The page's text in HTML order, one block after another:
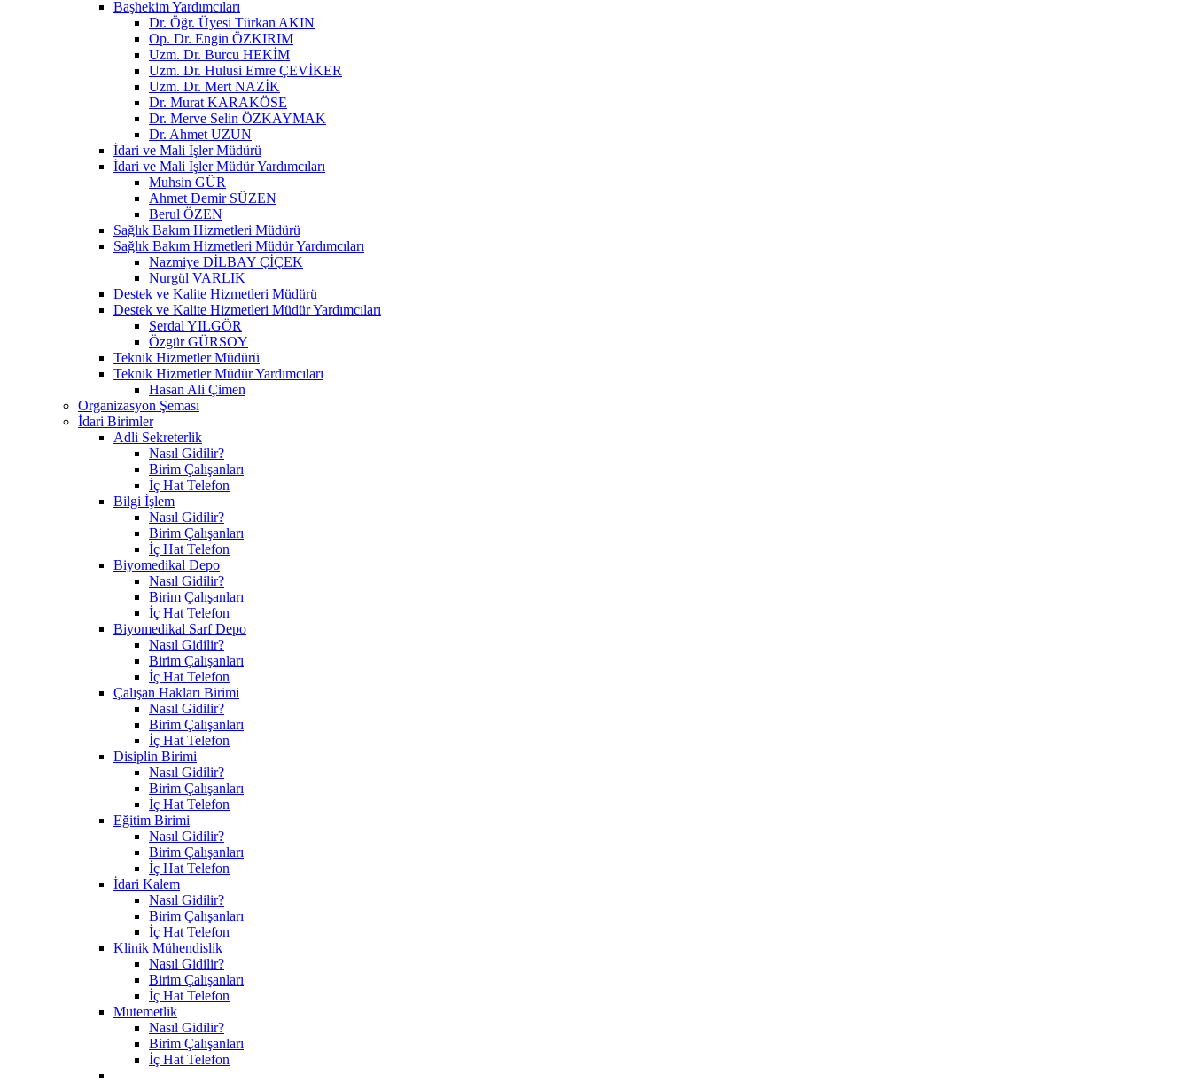
Başhekim Yardımcıları
Dr. Öğr. Üyesi Türkan AKIN
Op. Dr. Engin ÖZKIRIM
Uzm. Dr. Burcu HEKİM
Uzm. Dr. Hulusi Emre ÇEVİKER
Uzm. Dr. Mert NAZİK
Dr. Murat KARAKÖSE
Dr. Merve Selin ÖZKAYMAK
Dr. Ahmet UZUN
İdari ve Mali İşler Müdürü
İdari ve Mali İşler Müdür Yardımcıları
Muhsin GÜR
Ahmet Demir SÜZEN
Berul ÖZEN
Sağlık Bakım Hizmetleri Müdürü
Sağlık Bakım Hizmetleri Müdür Yardımcıları
Nazmiye DİLBAY ÇİÇEK
Nurgül VARLIK
Destek ve Kalite Hizmetleri Müdürü
Destek ve Kalite Hizmetleri Müdür Yardımcıları
Serdal YILGÖR
Özgür GÜRSOY
Teknik Hizmetler Müdürü
Teknik Hizmetler Müdür Yardımcıları
Hasan Ali Çimen
Organizasyon Şeması
İdari Birimler
Adli Sekreterlik
Nasıl Gidilir?
Birim Çalışanları
İç Hat Telefon
Bilgi İşlem
Nasıl Gidilir?
Birim Çalışanları
İç Hat Telefon
Biyomedikal Depo
Nasıl Gidilir?
Birim Çalışanları
İç Hat Telefon
Biyomedikal Sarf Depo
Nasıl Gidilir?
Birim Çalışanları
İç Hat Telefon
Çalışan Hakları Birimi
Nasıl Gidilir?
Birim Çalışanları
İç Hat Telefon
Disiplin Birimi
Nasıl Gidilir?
Birim Çalışanları
İç Hat Telefon
Eğitim Birimi
Nasıl Gidilir?
Birim Çalışanları
İç Hat Telefon
İdari Kalem
Nasıl Gidilir?
Birim Çalışanları
İç Hat Telefon
Klinik Mühendislik
Nasıl Gidilir?
Birim Çalışanları
İç Hat Telefon
Mutemetlik
Nasıl Gidilir?
Birim Çalışanları
İç Hat Telefon